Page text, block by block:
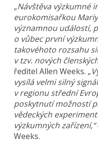
„Návštěva výzkumné
eurokomisařkou
významnou událostí,
o vůbec první
takovéhoto rozsahu
v tzv. nových
ředitel Allen Weeks. „
vysílá velmi silný
v regionu střední
poskytnutí možností
vědeckých
výzkumných zařízení,“
Weeks.